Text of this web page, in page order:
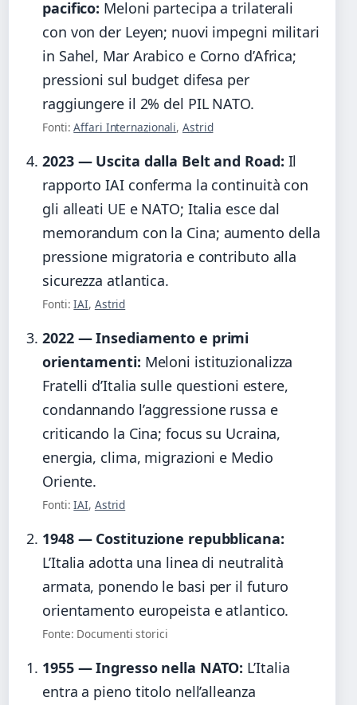
pacifico: Meloni partecipa a trilaterali
con von der Leyen; nuovi impegni militari
in Sahel, Mar Arabico e Corno d’Africa;
pressioni sul budget difesa per
raggiungere il 2% del PIL NATO.
Fonti:Affari Internazionali,Astrid
2023 — Uscita dalla Belt and Road: Il
rapporto IAI conferma la continuità con
gli alleati UE e NATO; Italia esce dal
memorandum con la Cina; aumento della
pressione migratoria e contributo alla
sicurezza atlantica.
Fonti:IAI, Astrid
2022 — Insediamento e primi
orientamenti: Meloni istituzionalizza
Fratelli d’Italia sulle questioni estere,
condannando l’aggressione russa e
criticando la Cina; focus su Ucraina,
energia, clima, migrazioni e Medio
Oriente.
Fonti:IAI, Astrid
1948 — Costituzione repubblicana:
L’Italia adotta una linea di neutralità
armata, ponendo le basi per il futuro
orientamento europeista e atlantico.
Fonte: Documenti storici
1955 — Ingresso nella NATO: L’Italia
entra a pieno titolo nell’alleanza